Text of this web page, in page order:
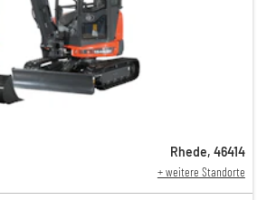
Rhede, 46414
+ weitere Standorte